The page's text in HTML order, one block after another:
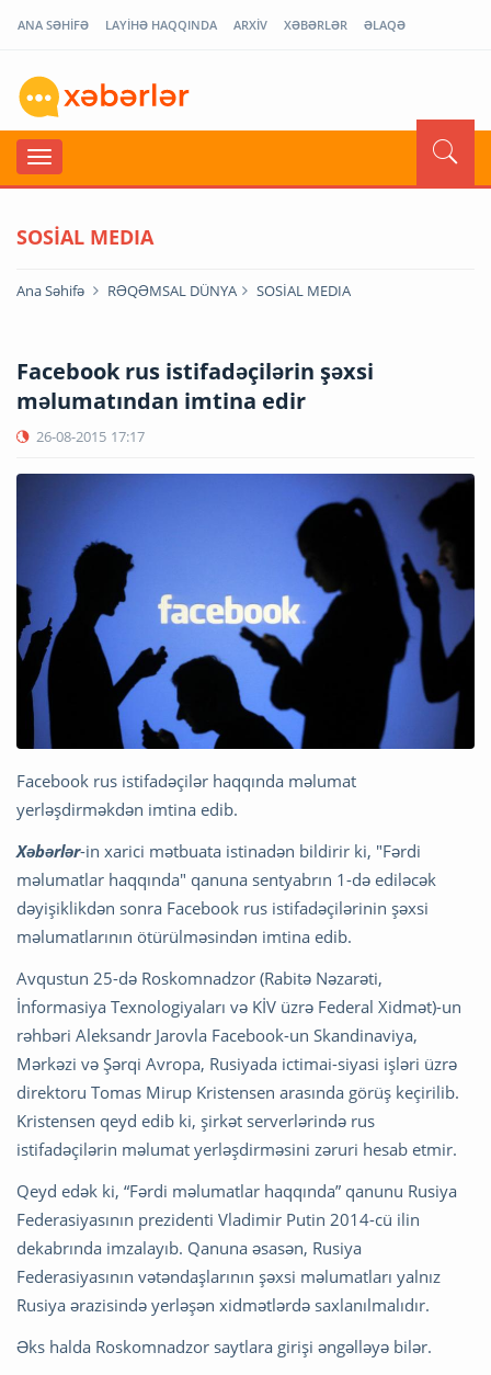
ANA SƏHİFƏ LAYİHƏ HAQQINDA ARXİV XƏBƏRLƏR ƏLAQƏ
SOSİAL MEDIA
Ana Səhifə RƏQƏMSAL DÜNYA SOSİAL MEDIA
Facebook rus istifadəçilərin şəxsi
məlumatından imtina edir
26-08-2015 17:17
Facebook rus istifadəçilər haqqında məlumat
yerləşdirməkdən imtina edib.
Xəbərlər-in xarici mətbuata istinadən bildirir ki, "Fərdi
məlumatlar haqqında" qanuna sentyabrın 1-də ediləcək
dəyişiklikdən sonra Facebook rus istifadəçilərinin şəxsi
məlumatlarının ötürülməsindən imtina edib.
Avqustun 25-də Roskomnadzor (Rabitə Nəzarəti,
İnformasiya Texnologiyaları və KİV üzrə Federal Xidmət)-un
rəhbəri Aleksandr Jarovla Facebook-un Skandinaviya,
Mərkəzi və Şərqi Avropa, Rusiyada ictimai-siyasi işləri üzrə
direktoru Tomas Mirup Kristensen arasında görüş keçirilib.
Kristensen qeyd edib ki, şirkət serverlərində rus
istifadəçilərin məlumat yerləşdirməsini zəruri hesab etmir.
Qeyd edək ki, “Fərdi məlumatlar haqqında” qanunu Rusiya
Federasiyasının prezidenti Vladimir Putin 2014-cü ilin
dekabrında imzalayıb. Qanuna əsasən, Rusiya
Federasiyasının vətəndaşlarının şəxsi məlumatları yalnız
Rusiya ərazisində yerləşən xidmətlərdə saxlanılmalıdır.
Əks halda Roskomnadzor saytlara girişi əngəlləyə bilər.